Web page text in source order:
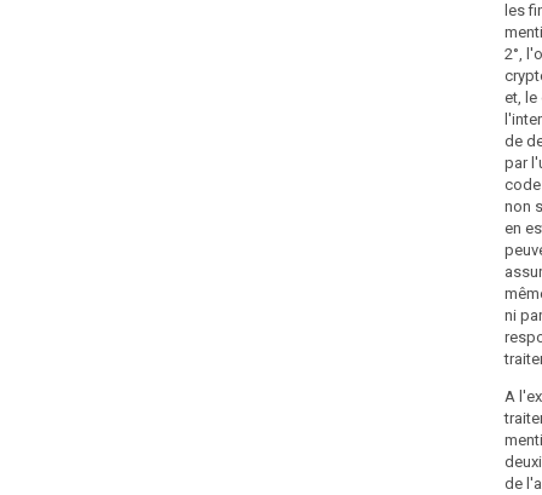
les
2°,
et, le
de
par
non
en
ni
A
de